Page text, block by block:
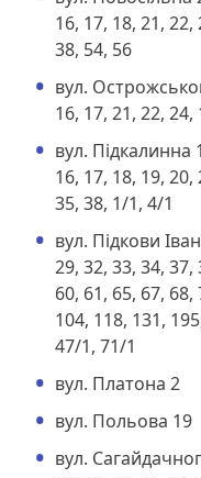
16, 17, 18, 21, 22,
38, 54, 56
вул.
16, 17, 21, 22,
вул. Підкалинна
16, 17, 18, 19, 20,
35, 38, 1/1, 4/1
вул. Підкови
29, 32, 33, 34, 37,
60, 61, 65, 67, 68,
104, 118, 131,
47/1, 71/1
вул. Платона 2
вул. Польова 19
вул.